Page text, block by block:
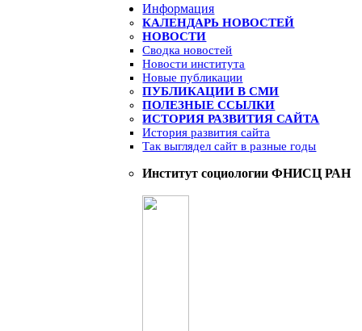
Информация
КАЛЕНДАРЬ НОВОСТЕЙ
НОВОСТИ
Сводка новостей
Новости института
Новые публикации
ПУБЛИКАЦИИ В СМИ
ПОЛЕЗНЫЕ ССЫЛКИ
ИСТОРИЯ РАЗВИТИЯ САЙТА
История развития сайта
Так выглядел сайт в разные годы
Институт социологии ФНИСЦ РАН